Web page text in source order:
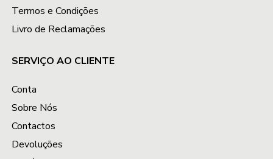
Termos e Condições
Livro de Reclamações
SERVIÇO AO CLIENTE
Conta
Sobre Nós
Contactos
Devoluções